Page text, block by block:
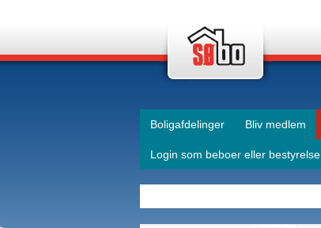
Boligafdelinger Bliv medlem
Login som beboer eller bestyrelse